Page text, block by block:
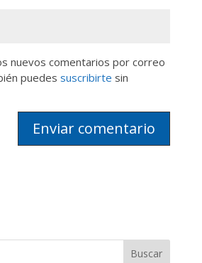
nuevos comentarios por correo
puedes suscribirte sin